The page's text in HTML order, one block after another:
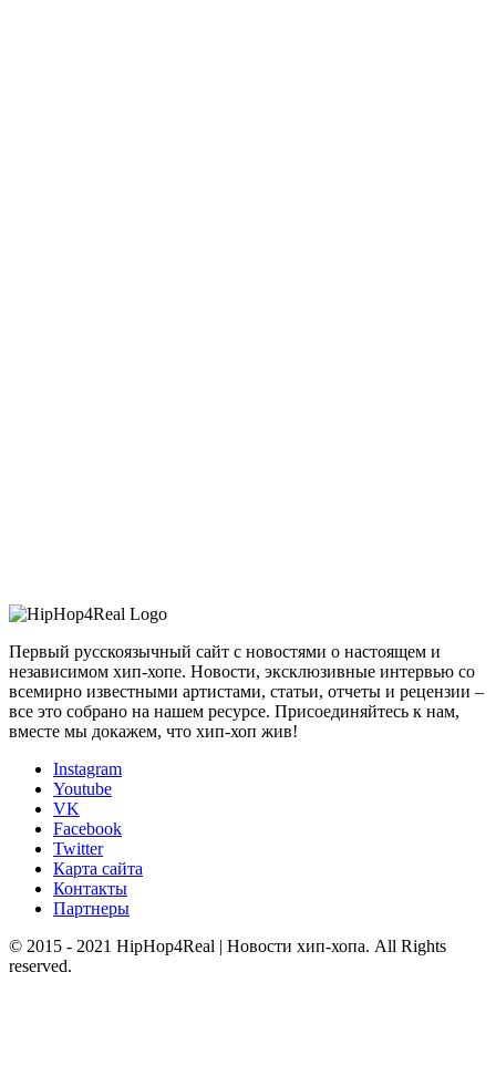
Первый русскоязычный сайт с новостями о настоящем и
независимом хип-хопе. Новости, эксклюзивные интервью со
всемирно известными артистами, статьи, отчеты и рецензии –
все это собрано на нашем ресурсе. Присоединяйтесь к нам,
вместе мы докажем, что хип-хоп жив!
Instagram
Youtube
VK
Facebook
Twitter
Карта сайта
Контакты
Партнеры
© 2015 - 2021 HipHop4Real | Новости хип-хопа. All Rights
reserved.